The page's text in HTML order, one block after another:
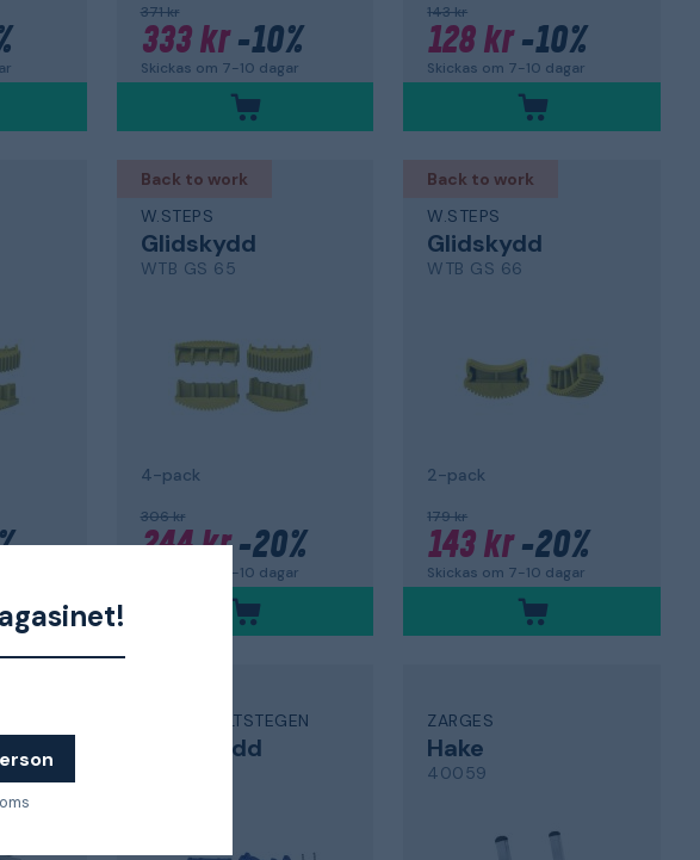
371 kr
333 kr-10%
Skickas om 7-10 dagar
143 kr
128 kr-10%
Skickas om 7-10 dagar
Back to work
W.STEPS
Glidskydd
WTB GS 65
4-pack
306 kr
244 kr-20%
Skickas om 7-10 dagar
Back to work
W.STEPS
Glidskydd
WTB GS 66
2-pack
179 kr
143 kr-20%
Skickas om 7-10 dagar
SKEPPSHULTSTEGEN
Golvskydd
ZARGES
Hake
40059